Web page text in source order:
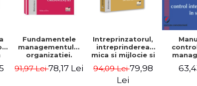
Fundamentele
managementului
organizatiei.
Eugen Burdus,
91,97 Lei78,17 Lei
Intreprinzatorul,
intreprinderea
mica si mijlocie si
intreprenorial -
Ovidiu Nicolescu,
94,09 Lei79,98
Lei